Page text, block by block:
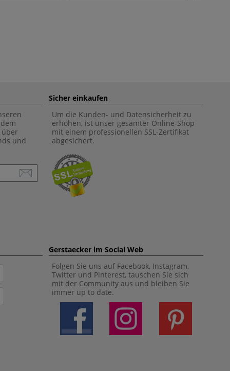
über
und
Sicher einkaufen
Um die Kunden- und Datensicherheit zu
erhöhen, ist unser gesamter Online-Shop
mit einem professionellen SSL-Zertifikat
abgesichert.
Gerstaecker im Social Web
Folgen Sie uns auf Facebook, Instagram,
Twitter und Pinterest, tauschen Sie sich
mit der Community aus und bleiben Sie
immer up to date.